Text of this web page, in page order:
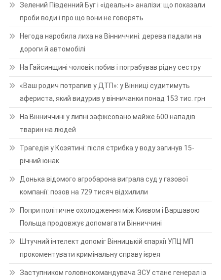
Зелений Південний Буг і «ідеальні» аналізи: що показали
проби води і про що вони не говорять
Негода наробила лиха на Вінниччині: дерева падали на
дороги й автомобілі
На Гайсинщині чоловік побив і пограбував рідну сестру
«Ваш родич потрапив у ДТП»: у Вінниці судитимуть
афериста, який видурив у вінничанки понад 153 тис. грн
На Вінниччині у липні зафіксовано майже 600 нападів
тварин на людей
Трагедія у Козятині: після стрибка у воду загинув 15-
річний юнак
Донька відомого агробарона виграла суд у газової
компанії: позов на 729 тисяч відхилили
Попри політичне охолодження між Києвом і Варшавою
Польща продовжує допомагати Вінниччині
Штучний інтелект допоміг Вінницькій єпархії УПЦ МП
прокоментувати кримінальну справу ієрея
Заступником головнокомандувача ЗСУ стане генерал із